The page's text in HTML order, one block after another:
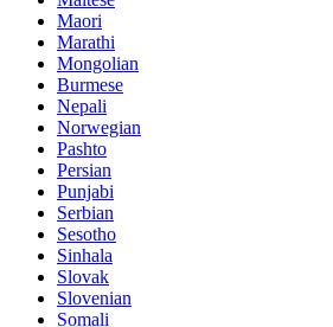
Maori
Marathi
Mongolian
Burmese
Nepali
Norwegian
Pashto
Persian
Punjabi
Serbian
Sesotho
Sinhala
Slovak
Slovenian
Somali